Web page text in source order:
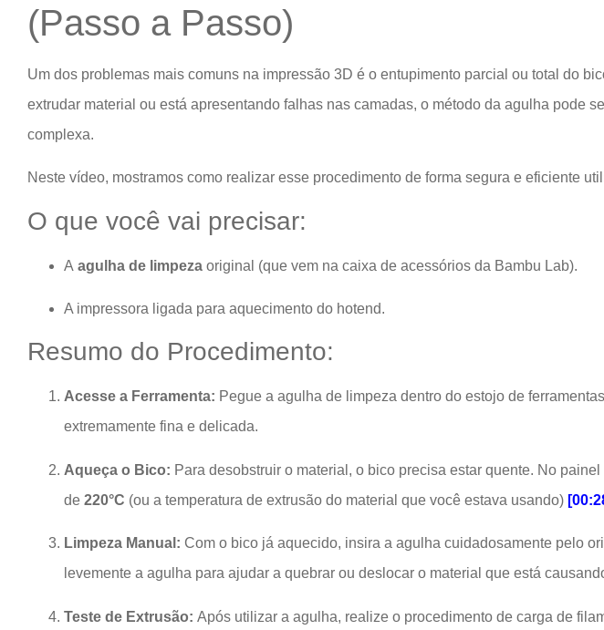
(Passo a Passo)
Um dos problemas mais comuns na impressão 3D é o entupimento parcial ou total do
extrudar material ou está apresentando falhas nas camadas, o método da agulha pode
complexa.
Neste vídeo, mostramos como realizar esse procedimento de forma segura e eficiente
O que você vai precisar:
A agulha de limpeza original (que vem na caixa de acessórios da Bambu Lab).
A impressora ligada para aquecimento do hotend.
Resumo do Procedimento:
Acesse a Ferramenta: Pegue a agulha de limpeza dentro do estojo de
extremamente fina e delicada.
Aqueça o Bico: Para desobstruir o material, o bico precisa estar quente. No
de 220°C (ou a temperatura de extrusão do material que você estava usando) [
Limpeza Manual: Com o bico já aquecido, insira a agulha cuidadosamente pelo
levemente a agulha para ajudar a quebrar ou deslocar o material que está
Teste de Extrusão: Após utilizar a agulha, realize o procedimento de carga de